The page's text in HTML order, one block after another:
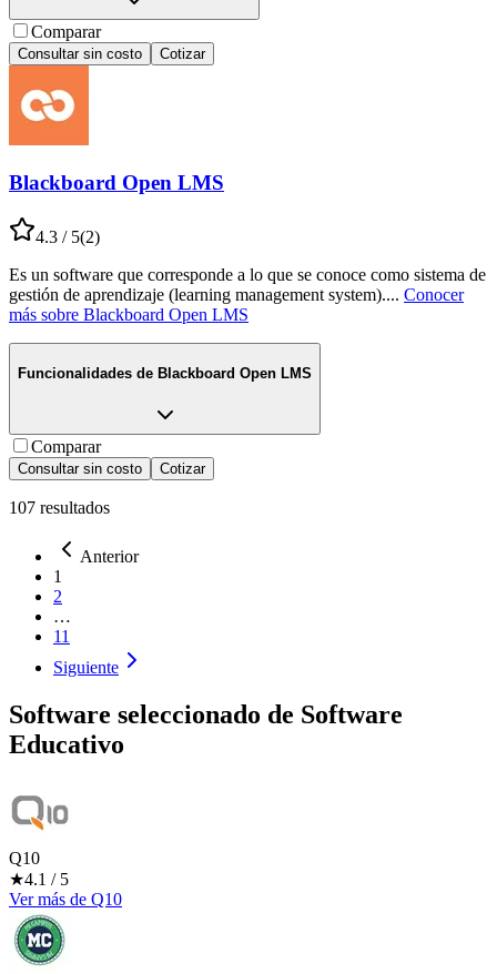
Comparar
Consultar sin costo Cotizar
Blackboard Open LMS
4.3 / 5(2)
Es un software que corresponde a lo que se conoce como sistema de
gestión de aprendizaje (learning management system).... Conocer
más sobre Blackboard Open LMS
Funcionalidades de Blackboard Open LMS
Comparar
Consultar sin costo Cotizar
107 resultados
Anterior
1
2
…
11
Siguiente
Software seleccionado de Software
Educativo
Q10
★4.1 / 5
Ver más de Q10